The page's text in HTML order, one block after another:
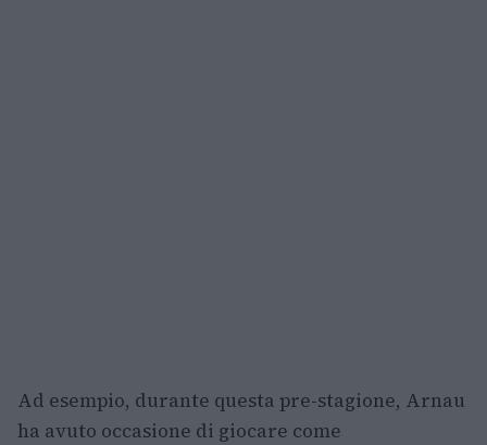
Ad esempio, durante questa pre-stagione, Arnau
ha avuto occasione di giocare come